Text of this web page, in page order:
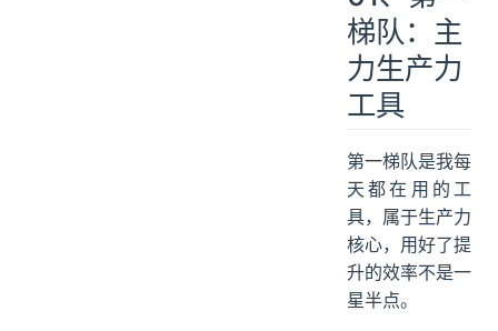
梯队：主
力生产力
工具
第一梯队是我每
天都在用的工
具，属于生产力
核心，用好了提
升的效率不是一
星半点。